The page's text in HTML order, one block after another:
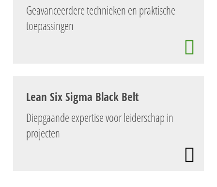
Geavanceerdere technieken en praktische
toepassingen
Lean Six Sigma Black Belt
Diepgaande expertise voor leiderschap in
projecten